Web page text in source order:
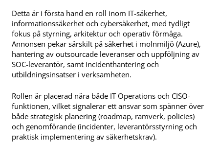
Detta är i första hand en roll inom IT-säkerhet,
informationssäkerhet och cybersäkerhet, med tydligt
fokus på styrning, arkitektur och operativ förmåga.
Annonsen pekar särskilt på säkerhet i molnmiljö (Azure),
hantering av outsourcade leveranser och uppföljning av
SOC-leverantör, samt incidenthantering och
utbildningsinsatser i verksamheten.
Rollen är placerad nära både IT Operations och CISO-
funktionen, vilket signalerar ett ansvar som spänner över
både strategisk planering (roadmap, ramverk, policies)
och genomförande (incidenter, leverantörsstyrning och
praktisk implementering av säkerhetskrav).